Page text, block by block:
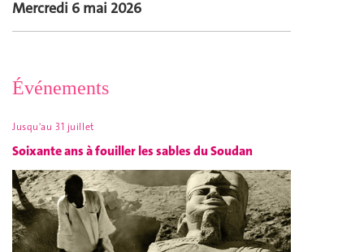
Mercredi 6 mai 2026
Événements
Jusqu'au 31 juillet
Soixante ans à fouiller les sables du Soudan